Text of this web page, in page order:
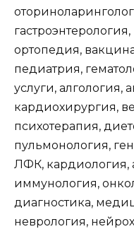
ортопедия,
педиатрия,
услуги, алгология,
кардиохирургия,
психотерапия,
пульмонология,
ЛФК, кардиология,
иммунология,
диагностика,
неврология,